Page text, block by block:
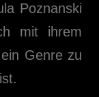
Poznanski
mit ihrem
Genre zu